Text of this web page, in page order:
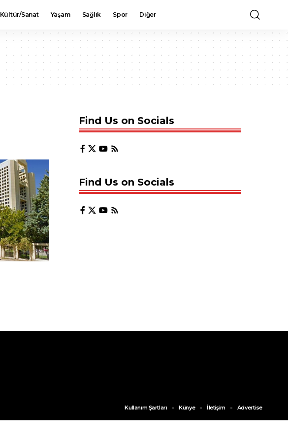
Kültür/Sanat Yaşam Sağlık Spor Diğer
Find Us on Socials
Find Us on Socials
Kullanım Şartları Künye İletişim Advertise